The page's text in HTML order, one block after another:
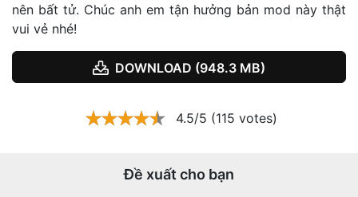
nên bất tử. Chúc anh em tận hưởng bản mod này thật
vui vẻ nhé!
DOWNLOAD (948.3 MB)
4.5/5 (115 votes)
Đề xuất cho bạn